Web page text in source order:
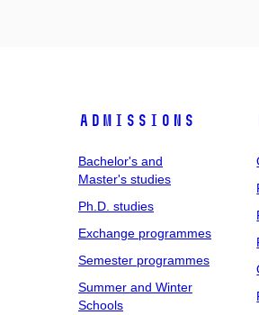
Admissions
Bachelor's and
Master's studies
Ph.D. studies
Exchange programmes
Semester programmes
Summer and Winter
Schools